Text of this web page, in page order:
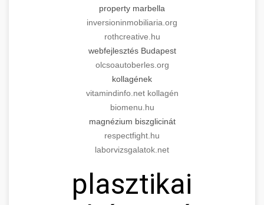
property marbella
inversioninmobiliaria.org
rothcreative.hu
webfejlesztés Budapest
olcsoautoberles.org
kollagének
vitamindinfo.net kollagén
biomenu.hu
magnézium biszglicinát
respectfight.hu
laborvizsgalatok.net
plasztikai